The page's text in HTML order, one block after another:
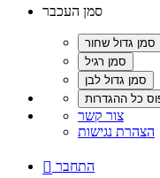
סמן העכבר
צור קשר
הצהרת נגישות
 התחבר